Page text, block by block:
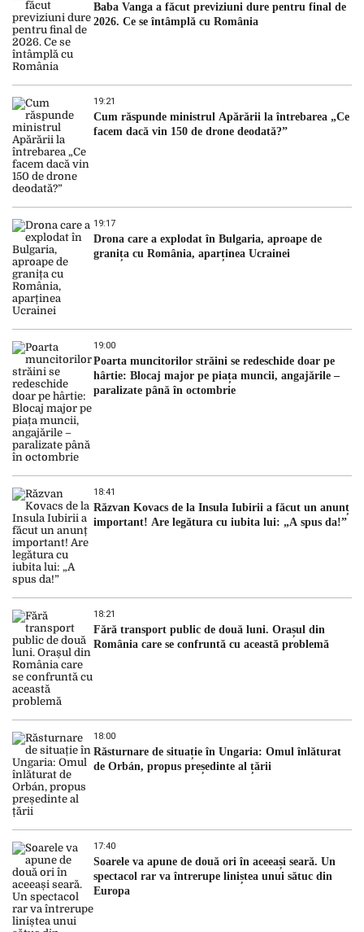
Baba Vanga a făcut previziuni dure pentru final de
2026. Ce se întâmplă cu România
19:21
Cum răspunde ministrul Apărării la întrebarea „Ce
facem dacă vin 150 de drone deodată?”
19:17
Drona care a explodat în Bulgaria, aproape de
granița cu România, aparținea Ucrainei
19:00
Poarta muncitorilor străini se redeschide doar pe
hârtie: Blocaj major pe piața muncii, angajările –
paralizate până în octombrie
18:41
Răzvan Kovacs de la Insula Iubirii a făcut un anunț
important! Are legătura cu iubita lui: „A spus da!”
18:21
Fără transport public de două luni. Orașul din
România care se confruntă cu această problemă
18:00
Răsturnare de situație în Ungaria: Omul înlăturat
de Orbán, propus președinte al țării
17:40
Soarele va apune de două ori în aceeași seară. Un
spectacol rar va întrerupe liniștea unui sătuc din
Europa